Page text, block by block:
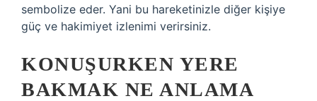
sembolize eder. Yani bu hareketinizle diğer kişiye
güç ve hakimiyet izlenimi verirsiniz.
KONUŞURKEN YERE
BAKMAK NE ANLAMA